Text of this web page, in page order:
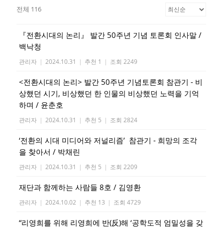
전체 116
『전환시대의 논리』 발간 50주년 기념 토론회 인사말 /
백낙청
관리자 | 2024.10.31 | 추천 1 | 조회 2249
<전환시대의 논리> 발간 50주년 기념토론회 참관기 - 비
상했던 시기, 비상했던 한 인물의 비상했던 노력을 기억
하며 / 윤춘호
관리자 | 2024.10.31 | 추천 5 | 조회 2824
‘전환의 시대 미디어와 저널리즘’ 참관기 - 희망의 조각
을 찾아서 / 박채린
관리자 | 2024.10.31 | 추천 5 | 조회 2209
재단과 함께하는 사람들 8호 / 김영환
관리자 | 2024.10.02 | 추천 13 | 조회 4729
“리영희를 위해 리영희에 반(反)해 ‘공학도적 엄밀성을 갖